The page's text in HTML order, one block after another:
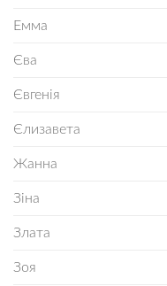
Емма
Єва
Євгенія
Єлизавета
Жанна
Зіна
Злата
Зоя